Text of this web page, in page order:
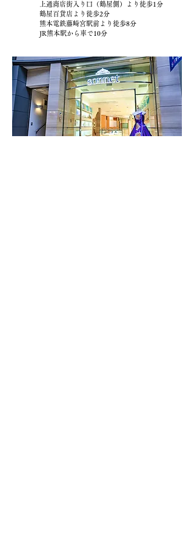
上通商店街入り口（鶴屋側）より徒歩1分
鶴屋百貨店より徒歩2分
熊本電鉄藤崎宮駅前より徒歩8分
JR熊本駅から車で10分